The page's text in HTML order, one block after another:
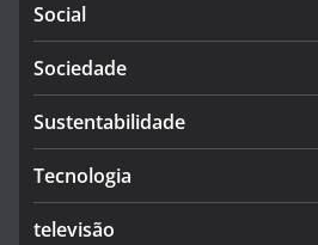
Social
Sociedade
Sustentabilidade
Tecnologia
televisão